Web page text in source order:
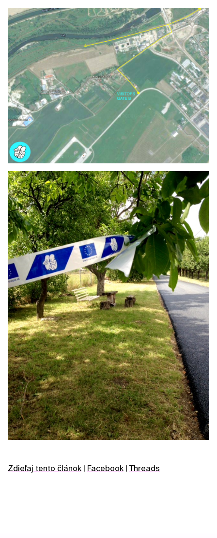
Zdieľaj tento článok | Facebook | Threads